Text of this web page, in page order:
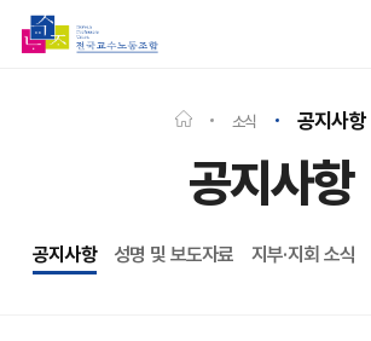
소식 공지사항
공지사항
공지사항 성명 및 보도자료 지부·지회 소식